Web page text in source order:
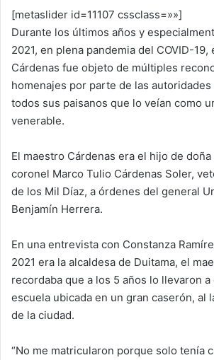
[metaslider id=11107 cssclass=»»]
Durante los últimos años y
2021, en plena pandemia del COVID-19,
Cárdenas fue objeto de múltiples
homenajes por parte de las autoridades
todos sus paisanos que lo veían como
venerable.
El maestro Cárdenas era el hijo de
coronel Marco Tulio Cárdenas Soler,
de los Mil Díaz, a órdenes del general
Benjamín Herrera.
En una entrevista con Constanza
2021 era la alcaldesa de Duitama, el
recordaba que a los 5 años lo llevaron
escuela ubicada en un gran caserón, al
de la ciudad.
“No me matricularon porque solo tenía